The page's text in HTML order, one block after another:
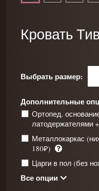
Кровать
Выбрать размер:
Дополнительные
Ортопед.
латодержателями
Металлокаркас
180₽)
Царги в пол (без
Все опции